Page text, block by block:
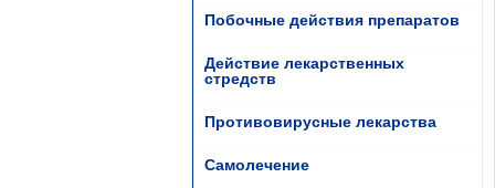
Побочные действия препаратов
Действие лекарственных
стредств
Противовирусные лекарства
Самолечение